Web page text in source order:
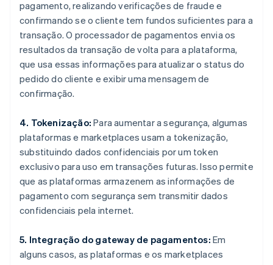
pagamento, realizando verificações de fraude e
confirmando se o cliente tem fundos suficientes para a
transação. O processador de pagamentos envia os
resultados da transação de volta para a plataforma,
que usa essas informações para atualizar o status do
pedido do cliente e exibir uma mensagem de
confirmação.
4. Tokenização: Para aumentar a segurança, algumas
plataformas e marketplaces usam a tokenização,
substituindo dados confidenciais por um token
exclusivo para uso em transações futuras. Isso permite
que as plataformas armazenem as informações de
pagamento com segurança sem transmitir dados
confidenciais pela internet.
5. Integração do gateway de pagamentos: Em
alguns casos, as plataformas e os marketplaces